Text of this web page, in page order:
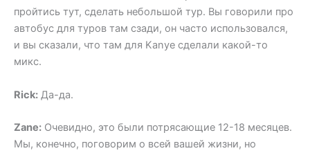
пройтись тут, сделать небольшой тур. Вы говорили про
автобус для туров там сзади, он часто использовался,
и вы сказали, что там для Kanye сделали какой-то
микс.
Rick: Да-да.
Zane: Очевидно, это были потрясающие 12-18 месяцев.
Мы, конечно, поговорим о всей вашей жизни, но